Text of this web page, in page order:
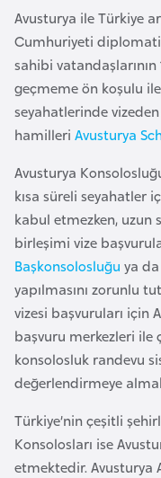
l
e
r
i
Avusturya ile Türkiye
Cumhuriyeti
sahibi
geçmeme ön koşulu
seyahatlerinde
hamilleri Avusturya
Avusturya
kısa süreli seyahatler
kabul etmezken, uzun
birleşimi vize
Başkonsolosluğu ya
yapılmasını zorunlu
vizesi başvuruları için
başvuru merkezleri ile
konsolosluk randevu
değerlendirmeye
Türkiye’nin çeşitli
Konsolosları ise
etmektedir. Avusturya
A
z
e
r
a
y
c
a
n
B
a
h
r
e
y
n